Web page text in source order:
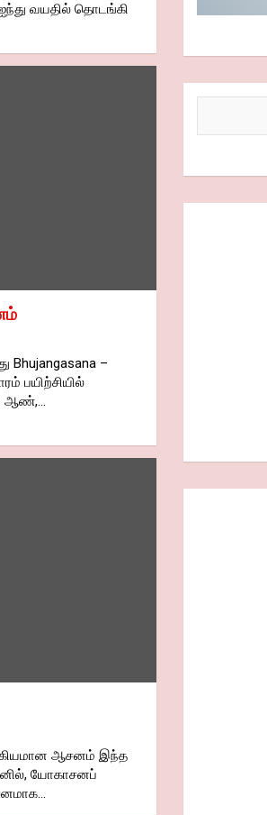
வயதில் தொடங்கி
Bhujangasana –
பயிற்சியில்
ஆண்,…
ஆசனம் இந்த
யோகாசனப்